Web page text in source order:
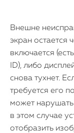
Внешне
экран остается
включается
ID), либо
снова тухнет.
требуется его
может
в этом случае
отобразить